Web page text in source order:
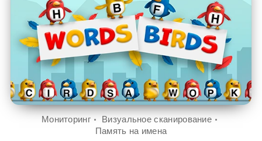
Мониторинг
Визуальное сканирование
Память на имена